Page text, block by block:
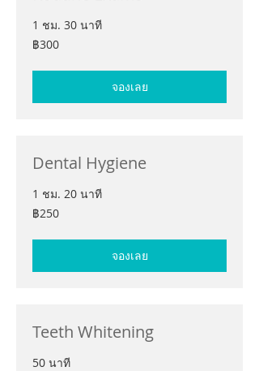
1 ชม. 30 นาที
300
บาท
฿300
จองเลย
Dental Hygiene
1 ชม. 20 นาที
250
บาท
฿250
จองเลย
Teeth Whitening
50 นาที